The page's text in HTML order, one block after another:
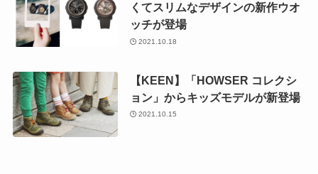
くてスリムなデザインの新作ウオ
ッチが登場
2021.10.18
【KEEN】「HOWSER コレクシ
ョン」からキッズモデルが新登場
2021.10.15